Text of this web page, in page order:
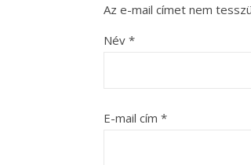
Az e-mail címet nem
Név *
E-mail cím *